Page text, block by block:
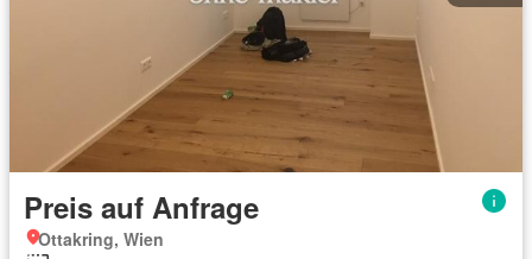
Preis auf Anfrage
Ottakring, Wien